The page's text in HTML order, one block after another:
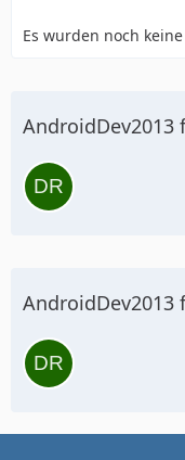
Es wurden noch
AndroidDev2013
AndroidDev2013